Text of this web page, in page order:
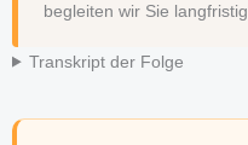
begleiten wir Sie
Transkript der Folge